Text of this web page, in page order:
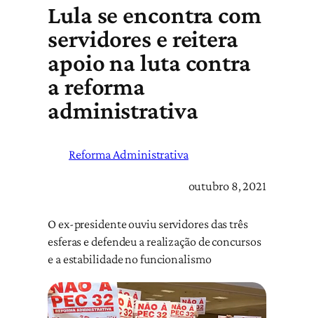
Lula se encontra com
servidores e reitera
apoio na luta contra
a reforma
administrativa
Reforma Administrativa
outubro 8, 2021
O ex-presidente ouviu servidores das três
esferas e defendeu a realização de concursos
e a estabilidade no funcionalismo